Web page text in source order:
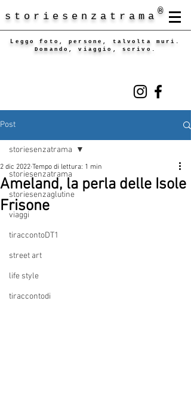
storiesenzatrama ®
Leggo foto, persone, talvolta muri.
Domando, viaggio, scrivo.
Post
storiesenzatrama
storiesenzaglutine
viaggi
tiraccontoDT1
street art
life style
tiraccontodi
storiesenzatrama
Ameland, la perla delle Isole
Frisone
2 dic 2022 Tempo di lettura: 1 min